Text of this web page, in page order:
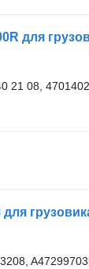
для
21 08,